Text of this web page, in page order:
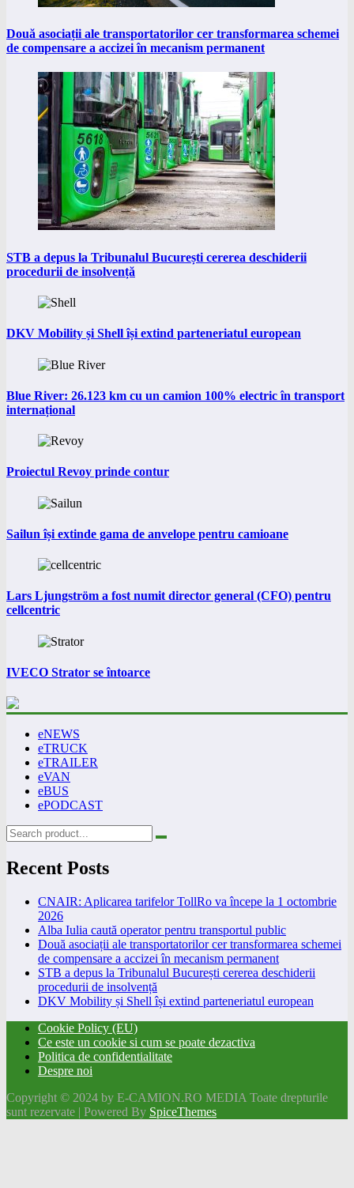
Două asociații ale transportatorilor cer transformarea schemei
de compensare a accizei în mecanism permanent
STB a depus la Tribunalul București cererea deschiderii
procedurii de insolvență
DKV Mobility și Shell își extind parteneriatul european
Blue River: 26.123 km cu un camion 100% electric în transport
internațional
Proiectul Revoy prinde contur
Sailun își extinde gama de anvelope pentru camioane
Lars Ljungström a fost numit director general (CFO) pentru
cellcentric
IVECO Strator se întoarce
eNEWS
eTRUCK
eTRAILER
eVAN
eBUS
ePODCAST
Recent Posts
CNAIR: Aplicarea tarifelor TollRo va începe la 1 octombrie
2026
Alba Iulia caută operator pentru transportul public
Două asociații ale transportatorilor cer transformarea schemei
de compensare a accizei în mecanism permanent
STB a depus la Tribunalul București cererea deschiderii
procedurii de insolvență
DKV Mobility și Shell își extind parteneriatul european
Cookie Policy (EU)
Ce este un cookie si cum se poate dezactiva
Politica de confidentialitate
Despre noi
Copyright © 2024 by E-CAMION.RO MEDIA Toate drepturile
sunt rezervate | Powered By SpiceThemes